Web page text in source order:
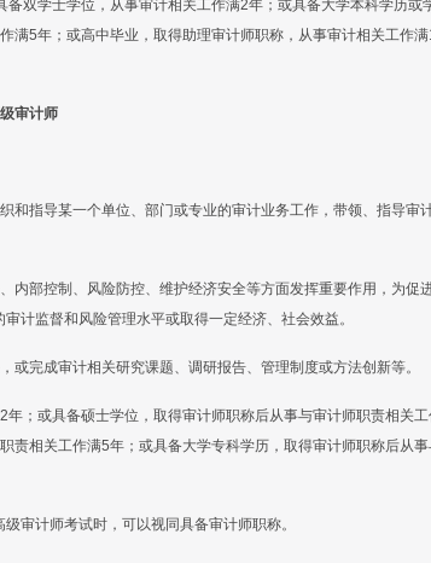
双学士学位，从事审计相关工作满2年；或具备大学本科学历或
满5年；或高中毕业，取得助理审计师职称，从事审计相关工作
级审计师
和指导某一个单位、部门或专业的审计业务工作，带领、指导审
内部控制、风险防控、维护经济安全等方面发挥重要作用，为促
计监督和风险管理水平或取得一定经济、社会效益。
完成审计相关研究课题、调研报告、管理制度或方法创新等。
；或具备硕士学位，取得审计师职称后从事与审计师职责相关
责相关工作满5年；或具备大学专科学历，取得审计师职称后从
审计师考试时，可以视同具备审计师职称。